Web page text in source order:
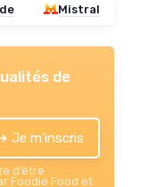
Mistral
de
Je m'inscris
d’être
Foodie Food et